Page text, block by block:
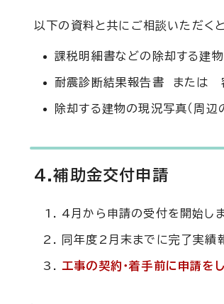
以下の資料と共にご相談いただく
課税明細書などの除却する建
耐震診断結果報告書 または
除却する建物の現況写真（周辺
4.補助金交付申請
4月から申請の受付を開始しま
同年度2月末までに完了実績
工事の契約・着手前に申請を